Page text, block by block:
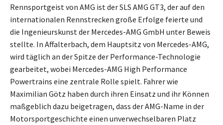
Rennsportgeist von AMG ist der SLS AMG GT3, der auf den
internationalen Rennstrecken große Erfolge feierte und
die Ingenieurskunst der Mercedes-AMG GmbH unter Beweis
stellte. In Affalterbach, dem Hauptsitz von Mercedes-AMG,
wird täglich an der Spitze der Performance-Technologie
gearbeitet, wobei Mercedes-AMG High Performance
Powertrains eine zentrale Rolle spielt. Fahrer wie
Maximilian Götz haben durch ihren Einsatz und ihr Können
maßgeblich dazu beigetragen, dass der AMG-Name in der
Motorsportgeschichte einen unverwechselbaren Platz